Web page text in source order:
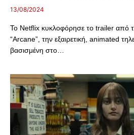
13/08/2024
Το Νetflix κυκλοφόρησε το trailer από
“Arcane”, την εξαιρετική, animated
βασισμένη στο…